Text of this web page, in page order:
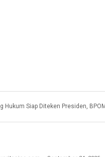
Hukum Siap Diteken Presiden,